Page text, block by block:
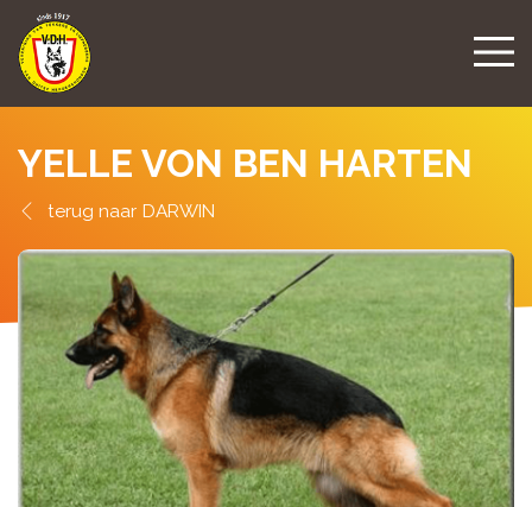
YELLE VON BEN HARTEN
DARWIN